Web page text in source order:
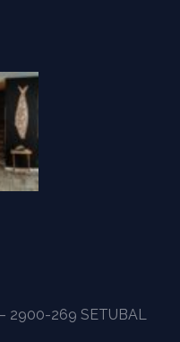
2900-269 SETUBAL